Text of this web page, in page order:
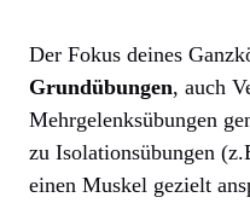
Der Fokus deines
Grundübungen, auch
Mehrgelenksübungen
zu Isolationsübungen
einen Muskel gezielt